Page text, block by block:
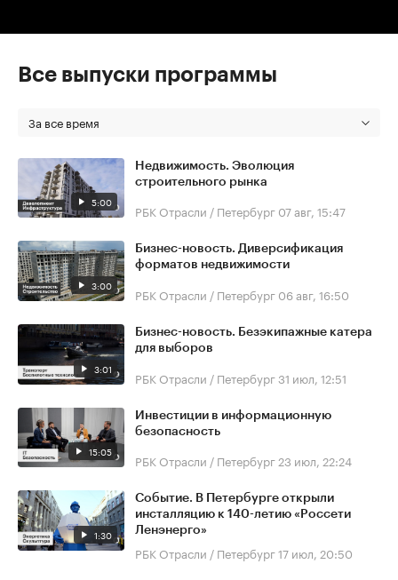
Все выпуски программы
За все время
5:00
Недвижимость. Эволюция
строительного рынка
РБК Отрасли / Петербург 07 авг, 15:47
3:00
Бизнес-новость. Диверсификация
форматов недвижимости
РБК Отрасли / Петербург 06 авг, 16:50
3:01
Бизнес-новость. Безэкипажные катера
для выборов
РБК Отрасли / Петербург31 июл, 12:51
15:05
Инвестиции в информационную
безопасность
РБК Отрасли / Петербург 23 июл, 22:24
1:30
Событие. В Петербурге открыли
инсталляцию к 140-летию «Россети
Ленэнерго»
РБК Отрасли / Петербург17 июл, 20:50